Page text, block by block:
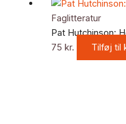
Faglitteratur
Pat Hutchinson:
75 kr. Tilføj til